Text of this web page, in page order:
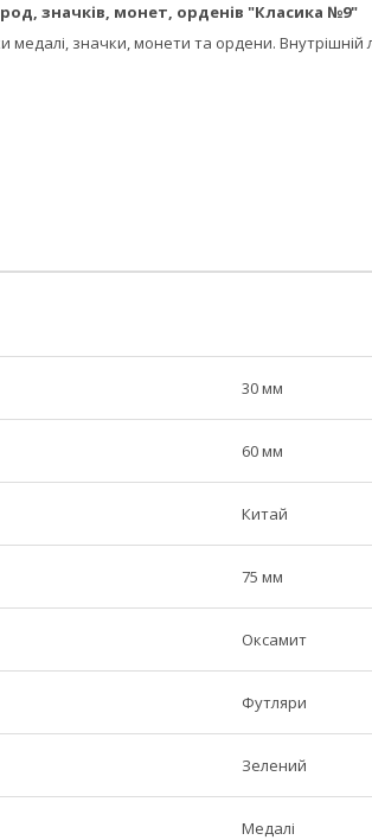
значків, монет, орденів "Класика №9"
медалі, значки, монети та ордени.
30 мм
60 мм
Китай
75 мм
Оксамит
Футляри
Зелений
Медалі